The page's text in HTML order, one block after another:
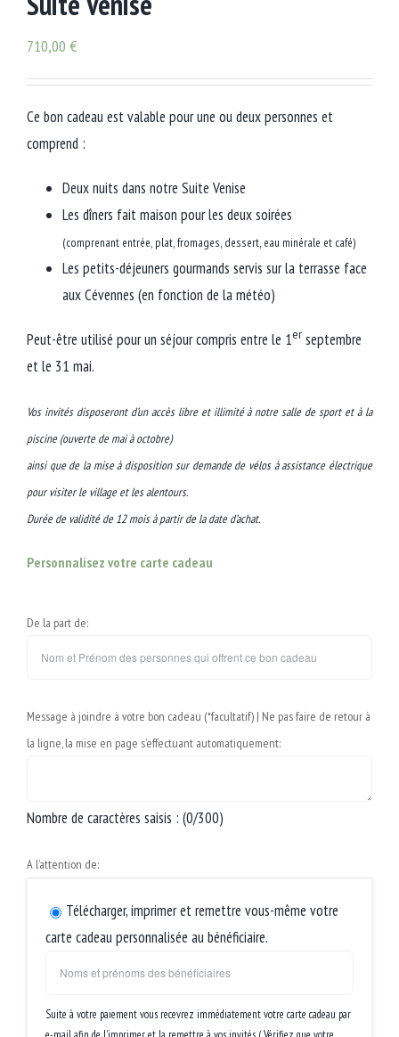
710,00 €
Ce bon cadeau est valable pour une ou deux personnes et
comprend :
Deux nuits dans notre Suite Venise
Les dîners fait maison pour les deux soirées
(comprenant entrée, plat, fromages, dessert, eau minérale et café)
Les petits-déjeuners gourmands servis sur la terrasse face
aux Cévennes (en fonction de la météo)
Peut-être utilisé pour un séjour compris entre le 1er septembre
et le 31 mai.
Vos invités disposeront d’un accès libre et illimité à notre salle de sport et à la
piscine (ouverte de mai à octobre)
ainsi que de la mise à disposition sur demande de vélos à assistance électrique
pour visiter le village et les alentours.
Durée de validité de 12 mois à partir de la date d’achat.
Personnalisez votre carte cadeau
De la part de:
Message à joindre à votre bon cadeau (*facultatif) | Ne pas faire de retour à
la ligne, la mise en page s’effectuant automatiquement:
Nombre de caractères saisis : (0/300)
A l’attention de:
Télécharger, imprimer et remettre vous-même votre
carte cadeau personnalisée au bénéficiaire.
Suite à votre paiement vous recevrez immédiatement votre carte cadeau par